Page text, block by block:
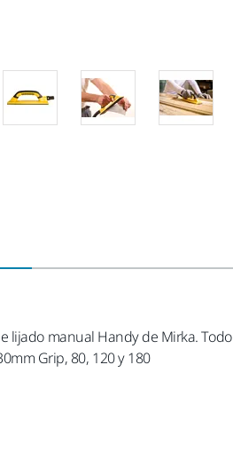
lijado manual Handy de Mirka.
Grip, 80, 120 y 180